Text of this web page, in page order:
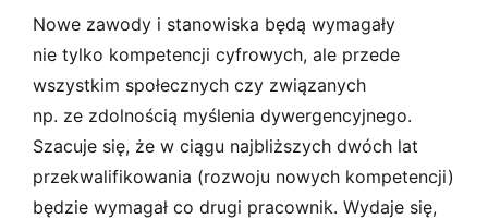
Nowe zawody i stanowiska będą wymagały
nie tylko kompetencji cyfrowych, ale przede
wszystkim społecznych czy związanych
np. ze zdolnością myślenia dywergencyjnego.
Szacuje się, że w ciągu najbliższych dwóch lat
przekwalifikowania (rozwoju nowych kompetencji)
będzie wymagał co drugi pracownik. Wydaje się,